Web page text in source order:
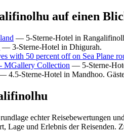
auf einen
— 5-Sterne-Hotel in
— 3-Sterne-Hotel in Dhigurah.
with 50 percent off on Sea Plane
MGallery Collection — 5-Sterne-
4.5-Sterne-Hotel in Mandhoo.
echter Reisebewertungen
Lage und Erlebnis der Reisenden.